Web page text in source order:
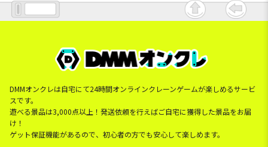
DMMオンクレは自宅にて24時間オンラインクレーンゲームが楽しめるサービ
スです。
遊べる景品は3,000点以上！発送依頼を行えばご自宅に獲得した景品をお届
け！
ゲット保証機能があるので、初心者の方でも安心して楽しめます。